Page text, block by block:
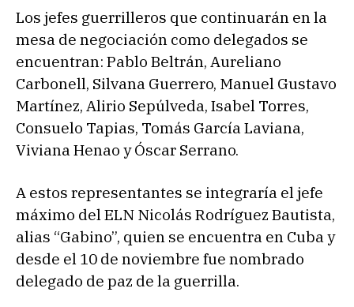
Los jefes guerrilleros que continuarán en la
mesa de negociación como delegados se
encuentran: Pablo Beltrán, Aureliano
Carbonell, Silvana Guerrero, Manuel Gustavo
Martínez, Alirio Sepúlveda, Isabel Torres,
Consuelo Tapias, Tomás García Laviana,
Viviana Henao y Óscar Serrano.
A estos representantes se integraría el jefe
máximo del ELN Nicolás Rodríguez Bautista,
alias “Gabino”, quien se encuentra en Cuba y
desde el 10 de noviembre fue nombrado
delegado de paz de la guerrilla.